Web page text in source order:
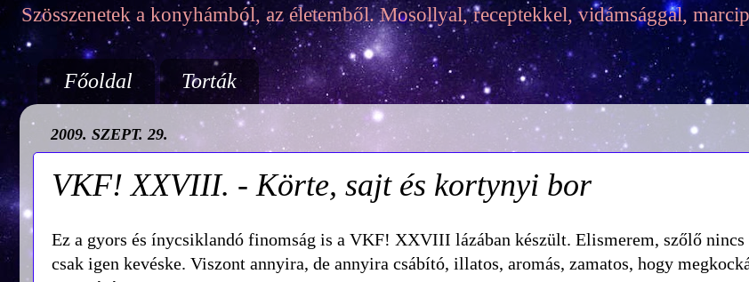
Szösszenetek a konyhámból, az életemből. Mosollyal, receptekkel, vidámsággal,
Főoldal Torták
2009. SZEPT. 29.
VKF! XXVIII. - Körte, sajt és kortynyi bor
Ez a gyors és ínycsiklandó finomság is a VKF! XXVIII lázában készült. Elismerem, szőlő nincs
csak igen kevéske. Viszont annyira, de annyira csábító, illatos, aromás, zamatos, hogy